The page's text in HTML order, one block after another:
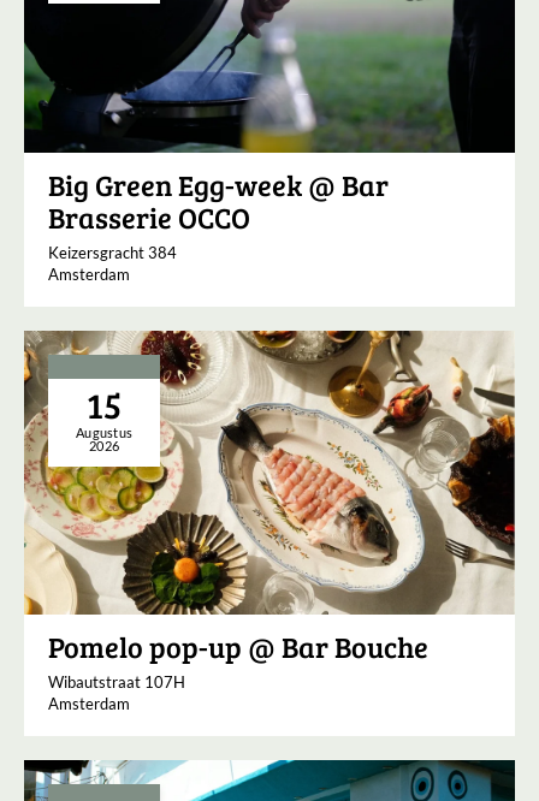
Big Green Egg-week @ Bar
Brasserie OCCO
Keizersgracht 384
Amsterdam
15
Augustus
2026
Pomelo pop-up @ Bar Bouche
Wibautstraat 107H
Amsterdam